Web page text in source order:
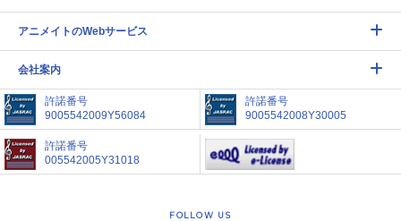
アニメイトのWebサービス
会社案内
許諾番号
9005542009Y56084
許諾番号
9005542008Y30005
許諾番号
005542005Y31018
FOLLOW US